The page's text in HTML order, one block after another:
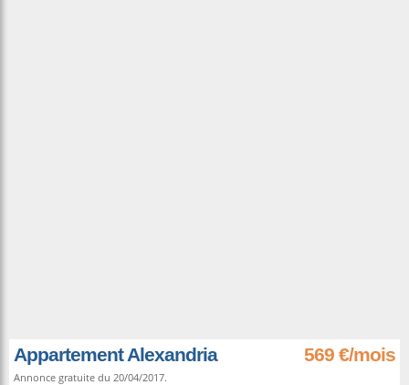
Appartement Alexandria 569 €/mois
Annonce gratuite du 20/04/2017.